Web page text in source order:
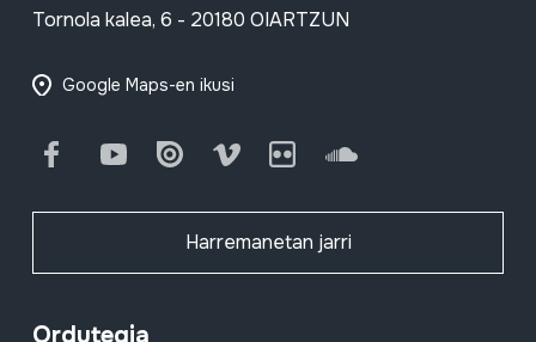
Tornola kalea, 6 - 20180 OIARTZUN
Google Maps-en ikusi
FacebookYoutube Issuu Vimeo Flickr SoundCloud
Harremanetan jarri
Ordutegia